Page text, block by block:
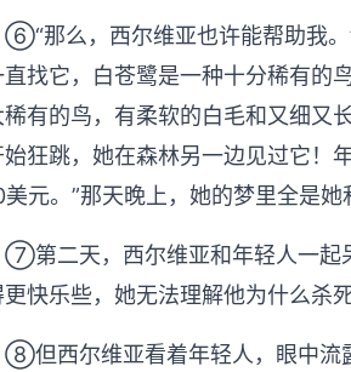
么，西尔维亚也许能帮助我。”
直找它，白苍鹭是一种十分稀有的
稀有的鸟，有柔软的白毛和又细又
始狂跳，她在森林另一边见过它！
美元。”那天晚上，她的梦里全是
二天，西尔维亚和年轻人一起呆
更快乐些，她无法理解他为什么杀
西尔维亚看着年轻人，眼中流露